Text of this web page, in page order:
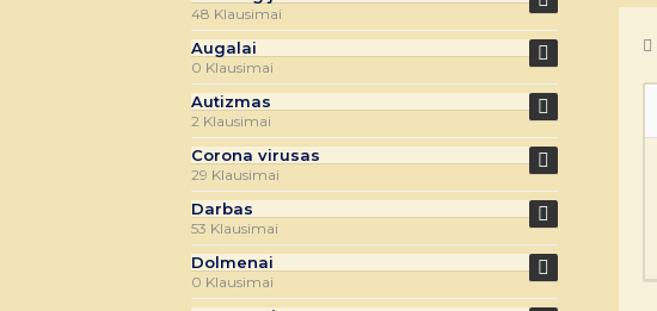
48 Klausimai
Augalai
0 Klausimai
Autizmas
2 Klausimai
Corona virusas
29 Klausimai
Darbas
53 Klausimai
Dolmenai
0 Klausimai